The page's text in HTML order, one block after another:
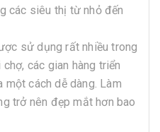
các siêu thị từ nhỏ đến
sử dụng rất nhiều trong
các gian hàng triển
một cách dễ dàng. Làm
trở nên đẹp mắt hơn bao